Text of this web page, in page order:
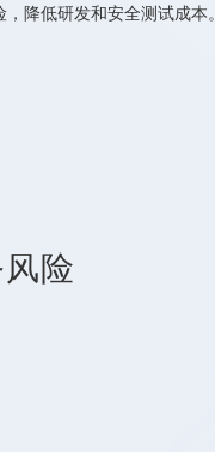
降低研发和安全测试成本。
险